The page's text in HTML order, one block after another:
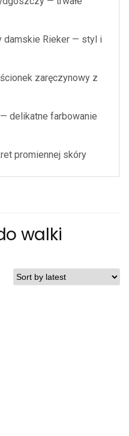
damskie Rieker — styl i
zaręczynowy z
delikatne farbowanie
promiennej skóry
walki